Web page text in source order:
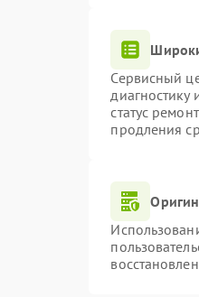
Сервисный
диагностику
статус
продления